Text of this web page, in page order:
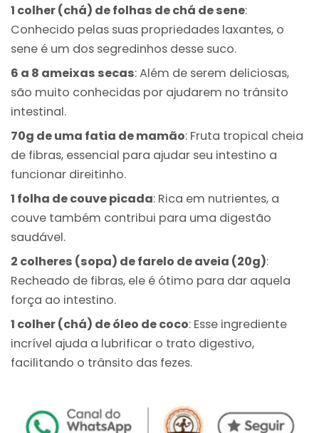
1 colher (chá) de folhas de chá de sene:
Conhecido pelas suas propriedades laxantes, o
sene é um dos segredinhos desse suco.
6 a 8 ameixas secas: Além de serem deliciosas,
são muito conhecidas por ajudarem no trânsito
intestinal.
70g de uma fatia de mamão: Fruta tropical cheia
de fibras, essencial para ajudar seu intestino a
funcionar direitinho.
1 folha de couve picada: Rica em nutrientes, a
couve também contribui para uma digestão
saudável.
2 colheres (sopa) de farelo de aveia (20g):
Recheado de fibras, ele é ótimo para dar aquela
força ao intestino.
1 colher (chá) de óleo de coco: Esse ingrediente
incrível ajuda a lubrificar o trato digestivo,
facilitando o trânsito das fezes.